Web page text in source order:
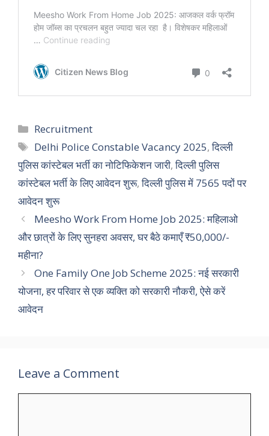
Categories
Recruitment
Tags
Delhi Police Constable Vacancy 2025,दिल्ली
पुलिस कांस्टेबल भर्ती का नोटिफिकेशन जारी,दिल्ली पुलिस
कांस्टेबल भर्ती के लिए आवेदन शुरू,दिल्ली पुलिस में 7565 पदों पर
आवेदन शुरू
Meesho Work From Home Job 2025: महिलाओ
और छात्रों के लिए सुनहरा अवसर, घर बैठे कमाएँ ₹50,000/-
महीना?
One Family One Job Scheme 2025: नई सरकारी
योजना, हर परिवार से एक व्यक्ति को सरकारी नौकरी, ऐसे करें
आवेदन
Leave a Comment